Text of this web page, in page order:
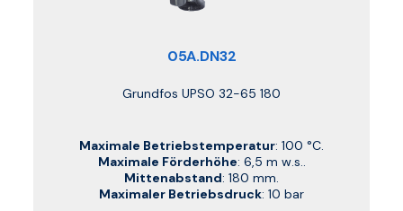
05A.DN32
Grundfos UPSO 32-65 180
Maximale Betriebstemperatur: 100 °C.
Maximale Förderhöhe: 6,5 m w.s..
Mittenabstand: 180 mm.
Maximaler Betriebsdruck: 10 bar